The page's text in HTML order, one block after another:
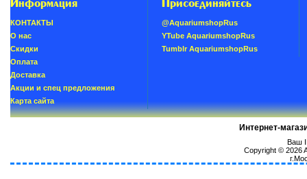
Информация
КОНТАКТЫ
О нас
Скидки
Oплатa
Доставка
Акции и спец предложения
Карта сайта
Присоединяйтесь
@AquariumshopRus
YTube AquariumshopRus
Tumblr AquariumshopRus
Интернет-
Ваш
Copyright © 2026